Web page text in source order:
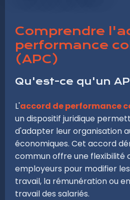
Comprendre
performance
(APC)
Qu'est-ce qu'un
L'accord de performance
un dispositif juridique
d'adapter leur organisation
économiques. Cet accord
commun offre une flexibilité
employeurs pour modifier
travail, la rémunération ou
travail des salariés.